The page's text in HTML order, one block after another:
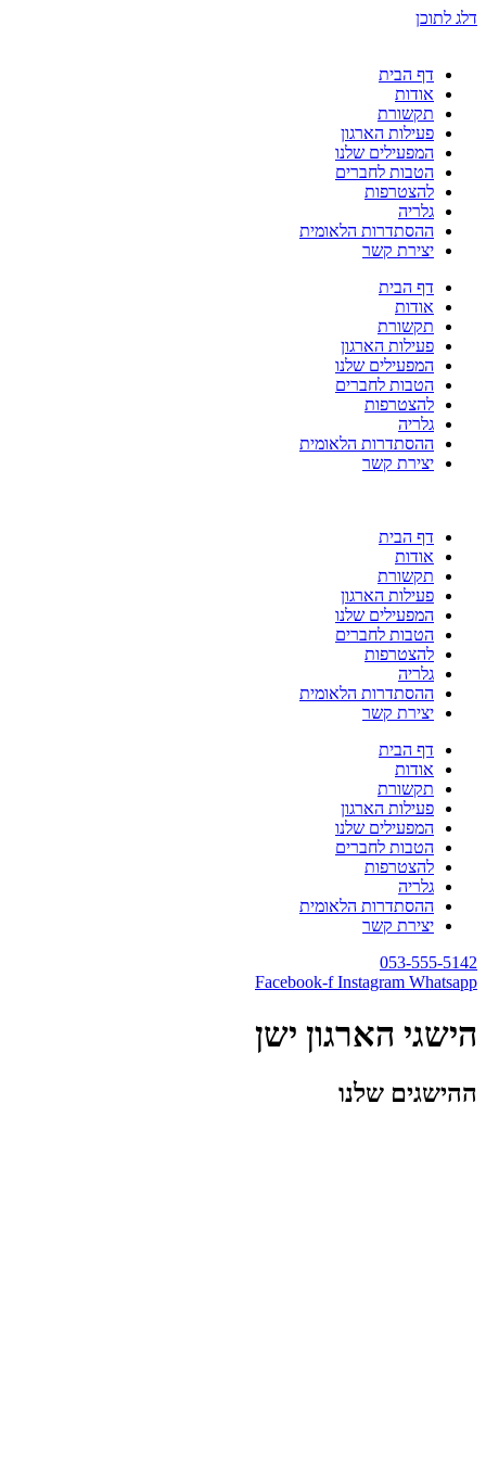
דלג לתוכן
דף הבית
אודות
תקשורת
פעילות הארגון
המפעילים שלנו
הטבות לחברים
להצטרפות
גלריה
ההסתדרות הלאומית
יצירת קשר
דף הבית
אודות
תקשורת
פעילות הארגון
המפעילים שלנו
הטבות לחברים
להצטרפות
גלריה
ההסתדרות הלאומית
יצירת קשר
דף הבית
אודות
תקשורת
פעילות הארגון
המפעילים שלנו
הטבות לחברים
להצטרפות
גלריה
ההסתדרות הלאומית
יצירת קשר
דף הבית
אודות
תקשורת
פעילות הארגון
המפעילים שלנו
הטבות לחברים
להצטרפות
גלריה
ההסתדרות הלאומית
יצירת קשר
053-555-5142
Facebook-f Instagram Whatsapp
הישגי הארגון ישן
ההישגים שלנו